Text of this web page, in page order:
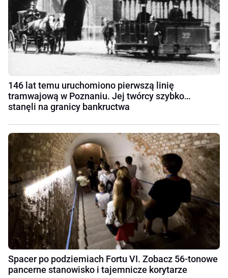
146 lat temu uruchomiono pierwszą linię
tramwajową w Poznaniu. Jej twórcy szybko…
stanęli na granicy bankructwa
Spacer po podziemiach Fortu VI. Zobacz 56-tonowe
pancerne stanowisko i tajemnicze korytarze